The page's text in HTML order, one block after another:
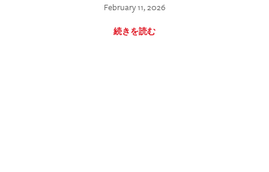
February 11, 2026
続きを読む